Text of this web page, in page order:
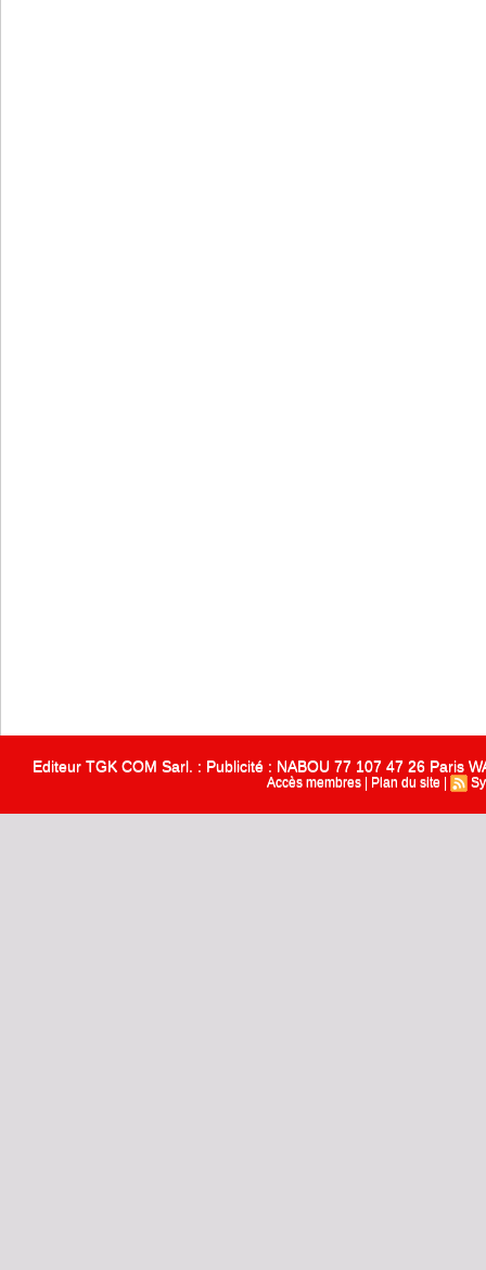
Editeur TGK COM Sarl. : Publicité : NABOU 77 107 47 26 Paris
Accès membres Plan du site